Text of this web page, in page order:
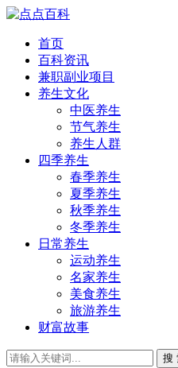
首页
百科资讯
兼职副业项目
养生文化
中医养生
节气养生
养生人群
四季养生
春季养生
夏季养生
秋季养生
冬季养生
日常养生
运动养生
名家养生
美食养生
旅游养生
财富故事
搜